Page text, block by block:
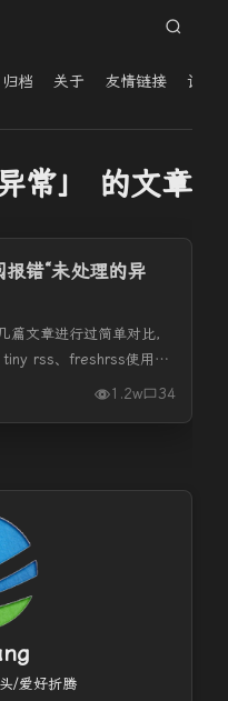
归档 关于 友情链接 读者
常」 的文章
错“未处理的异
篇文章进行过简单对比，
tiny rss、freshrss使用体
进行了简单说明。其
1.2w 34
/爱好折腾